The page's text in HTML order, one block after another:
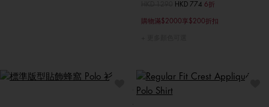
至HKD 774 6折
購物滿$2000享$200折扣